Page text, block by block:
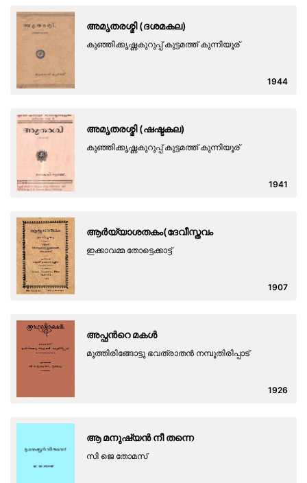
അമൃതരശ്മി (ദശമകല)
കുഞ്ഞിക്കൃഷ്ണകുറുപ്പ് കുട്ടമത്ത് കുന്നിയൂര്
1944
അമൃതരശ്മി (ഷഷ്ടകല)
കുഞ്ഞിക്കൃഷ്ണകുറുപ്പ് കുട്ടമത്ത് കുന്നിയൂര്
1941
ആര്‍യ്യാശതകം(ദേവീസ്തവം
ഇക്കാവമ്മ തോട്ടെക്കാട്ട്
1907
അപ്ഫന്‍റെ മകള്‍
മൂത്തിരിങ്ങോട്ടു ഭവത്രാതന്‍ നമ്പൂതിരിപ്പാട്
1926
ആ മനുഷ്യൻ നീ തന്നെ
സി ജെ തോമസ്